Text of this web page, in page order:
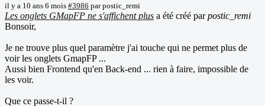
il y a 10 ans 6 mois #3986 parpostic_remi
Les onglets GMapFP ne s'affichent plus a été créé parpostic_remi
Bonsoir,
Je ne trouve plus quel paramètre j'ai touche qui ne permet plus de
voir les onglets GmapFP ...
Aussi bien Frontend qu'en Back-end ... rien à faire, impossible de
les voir.
Que ce passe-t-il ?